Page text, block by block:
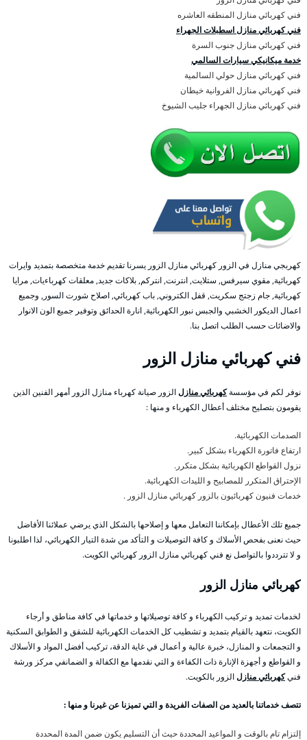
فني كهربائي منازل المنطقه العاشره
فني كهربائي منازل اسطبلات الجهراء
فني كهربائي منازل جنوب السرة
خدمة ميكانيكي سيارات السالمي
فني كهربائي منازل حولي السالمية
فني كهربائي منازل الفروانية خيطان
فني كهربائي منازل الجهراء جليب الشيوخ
كهربجي منازل في الزور كهربائي منازل الزور يسرنا تقديم خدمة متخصصة بتمديد وايرات
كهربائية, مقوي سيرفس, ستلايت, انترنت, انتركم, بلاكات جديد, معلقات كهرباءيات, مرايا
كهربائية, جام زجتج سكريت, قفل الكتروني, باب كهربائي, اصلاح شورت السور, وجميع
اعمال الديكور الخشبي والجبس نبور الكهربائية, انارة الحدائق وتوفير جميع الون الانوار
والاضائات حسب الطلب اتصل بنا.
فني كهربائي منازل الزور
نوفر لكم في مؤسسةكهربائي منازلالزور صيانة كهرباء منازل الزور أمهر الفنين الذين
يقومون بتصليح مختلف أعطال الكهرباء و منها :
الصدمات الكهربائية.
ارتفاع فاتورة الكهرباء بشكل كبير.
نزول القواطع الكهربائية بشكل متكرر.
الإحتراق المتكرر للمصابيح و الليدات الكهربائية.
خدمات فنيون كهربائيون بالزور كهربائي منازل الزور .
جميع تلك الأعطال بإمكاننا التعامل معها و إصلاحها بالشكل الذي يرضي عملائنا الأفاضل
حيث نعنى بفحص الأسلاك و كافة التوصيلات و التأكد من شدة التيار الكهربائي، لذا اطلبونا
و لا تترددوا بالتواصل نع فني كهربائي منازل الزور كهربائي الكويت.
كهربائي منازل الزور
لخدمات تمديد و تركيب الكهرباء و كافة توصيلاتها و خدماتها في كافة مناطق و أرجاء
الكويت، نتعهد بالقيام بتمديد و تشطيب كل الخدمات الكهربائية للشقق و الطوابق السكنية
و التجمعات و المنازل، خبرة عالية و أعمال في غاية الدقة، تركيب أفضل المواد و الأسلاك
و القواطع و أجهزة الإنارة ذات الكفاءة و التي نقدمها مع الكفالة و الضمانفي مركز ورشة
فنيكهربائي منازلالزور بالكويت.
تتصف خدماتنا بالعديد من الصفات الفريدة و التي تميزنا عن غيرنا و منها :
إلتزام تام بالوقت و المواعيد المحددة حيث أن التسليم يكون ضمن المدة المحددة